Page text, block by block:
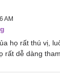
AM
họ rất thú vị,
rất dễ dàng